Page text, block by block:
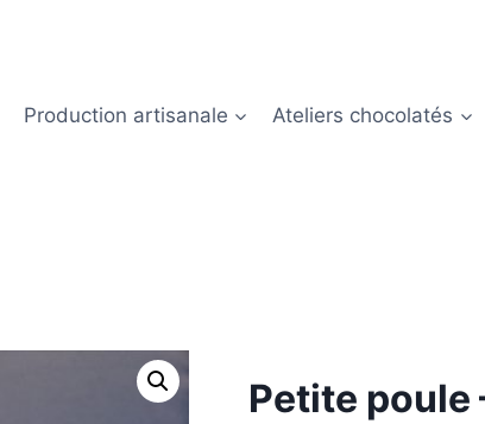
Production artisanale Ateliers chocolatés
Petite poule